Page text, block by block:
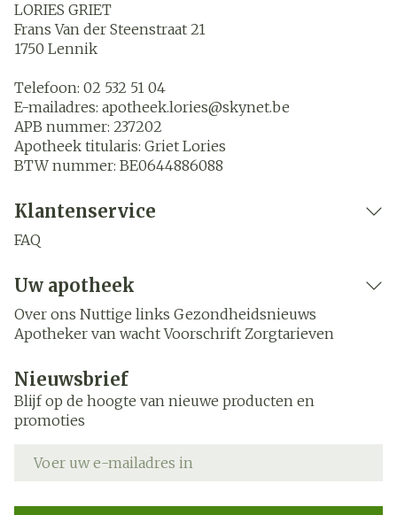
LORIES GRIET
Frans Van der Steenstraat 21
1750 Lennik
Telefoon: 02 532 51 04
E-mailadres: apotheek.lories@skynet.be
APB nummer: 237202
Apotheek titularis: Griet Lories
BTW nummer: BE0644886088
Klantenservice
FAQ
Uw apotheek
Over ons Nuttige links Gezondheidsnieuws
Apotheker van wacht Voorschrift Zorgtarieven
Nieuwsbrief
Blijf op de hoogte van nieuwe producten en
promoties